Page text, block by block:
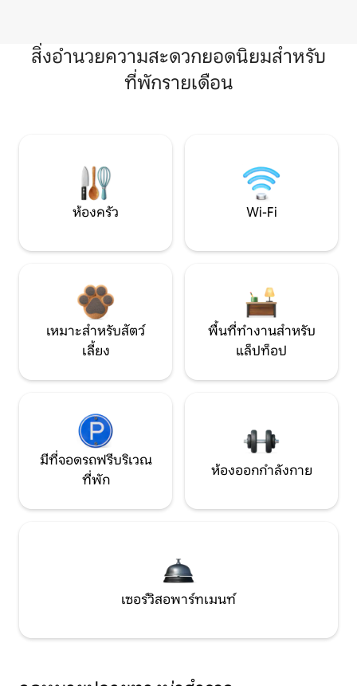
สิ่งอำนวยความสะดวกยอดนิยมสำหรับ
ที่พักรายเดือน
ห้องครัว Wi-Fi
เหมาะสำหรับสัตว์
เลี้ยง
พื้นที่ทำงานสำหรับ
แล็ปท็อป
มีที่จอดรถฟรีบริเวณ
ที่พัก
ห้องออกกำลังกาย
เซอร์วิสอพาร์ทเมนท์